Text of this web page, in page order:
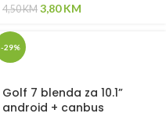
4,50KM 3,80KM
-29%
Golf 7 blenda za 10.1”
android + canbus